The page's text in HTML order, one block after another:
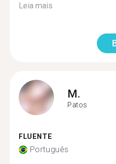
Leia mais
M.
Patos
FLUENTE
Português